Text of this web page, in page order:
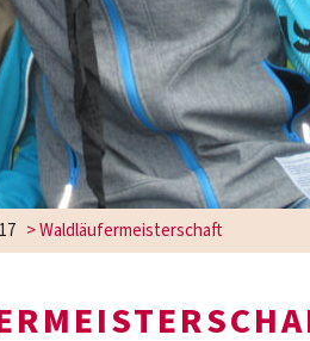
>Waldläufermeisterschaft